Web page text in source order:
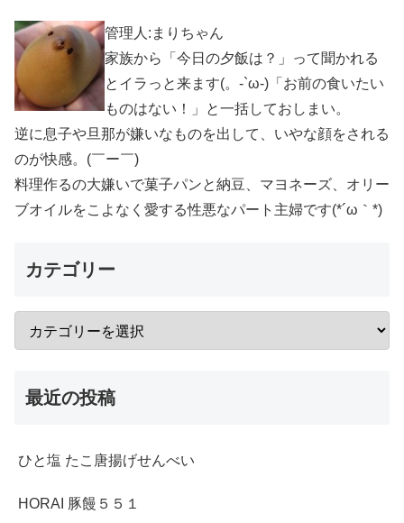
管理人:まりちゃん
家族から「今日の夕飯は？」って聞かれる
とイラっと来ます(。-`ω-)「お前の食いたい
ものはない！」と一括しておしまい。
逆に息子や旦那が嫌いなものを出して、いやな顔をされる
のが快感。(￣ー￣)
料理作るの大嫌いで菓子パンと納豆、マヨネーズ、オリー
ブオイルをこよなく愛する性悪なパート主婦です(*´ω｀*)
カテゴリー
最近の投稿
ひと塩 たこ唐揚げせんべい
HORAI 豚饅５５１